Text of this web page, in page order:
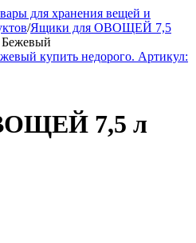
для хранения вещей и
/Ящики для ОВОЩЕЙ 7,5
7,5 л